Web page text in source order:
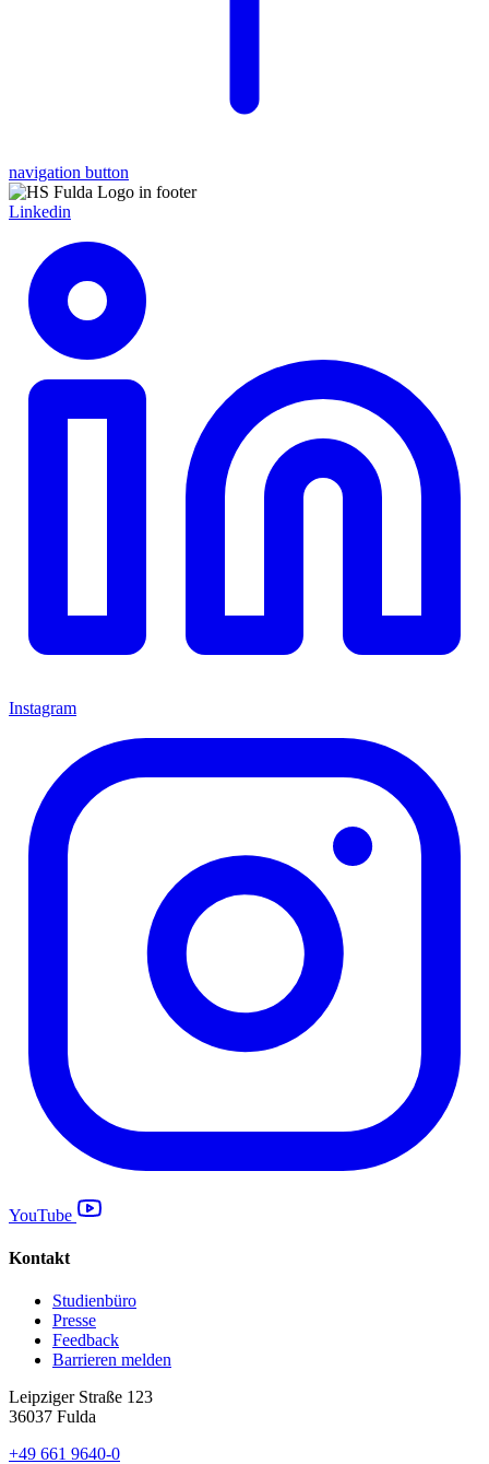
navigation button
Linkedin
Instagram
YouTube
Kontakt
Studienbüro
Presse
Feedback
Barrieren melden
Leipziger Straße 123
36037 Fulda
+49 661 9640-0